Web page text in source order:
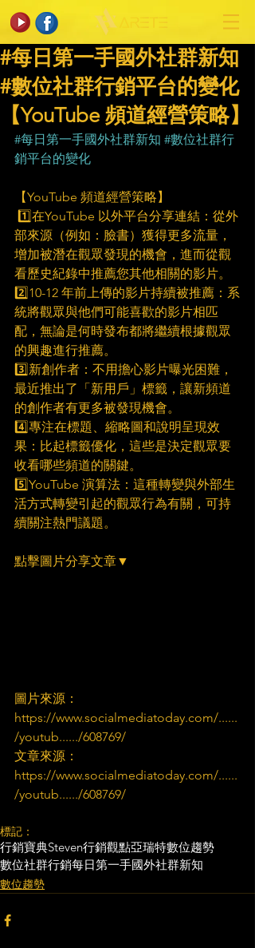
#每日第一手國外社群新知
#數位社群行銷平台的變化
【YouTube 頻道經營策略】
#每日第一手國外社群新知 #數位社群行
銷平台的變化
【YouTube 頻道經營策略】
部來源（例如：臉書）獲得更多流量，
增加被潛在觀眾發現的機會，進而從觀
看歷史紀錄中推薦您其他相關的影片。
2️⃣10-12 年前上傳的影片持續被推薦：系
統將觀眾與他們可能喜歡的影片相匹
配，無論是何時發布都將繼續根據觀眾
的興趣進行推薦。
3️⃣新創作者：不用擔心影片曝光困難，
最近推出了「新用戶」標籤，讓新頻道
的創作者有更多被發現機會。
4️⃣專注在標題、縮略圖和說明呈現效
果：比起標籤優化，這些是決定觀眾要
收看哪些頻道的關鍵。
5️⃣YouTube 演算法：這種轉變與外部生
活方式轉變引起的觀眾行為有關，可持
續關注熱門議題。
點擊圖片分享文章▼
圖片來源：
https://www.socialmediatoday.com/......
/youtub....../608769/
文章來源：
https://www.socialmediatoday.com/......
/youtub....../608769/
標記：
行銷寶典Steven行銷觀點亞瑞特數位趨勢
數位社群行銷每日第一手國外社群新知
數位趨勢